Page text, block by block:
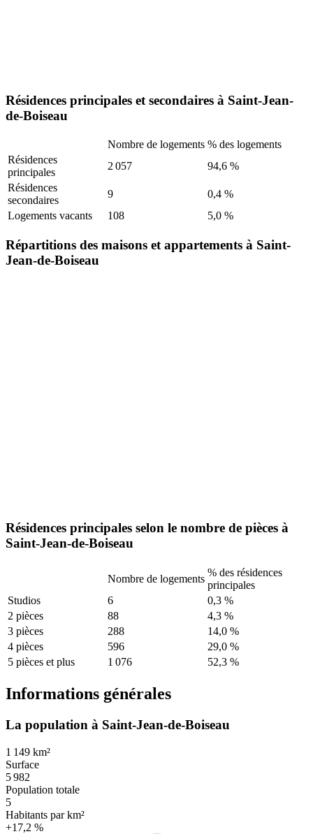
Résidences principales et secondaires à Saint-Jean-
de-Boiseau
Nombre de logements % des logements
Résidences
principales
2 057
94,6 %
Résidences
secondaires
9
0,4 %
Logements vacants
108 5,0 %
Répartitions des maisons et appartements à Saint-
Jean-de-Boiseau
Résidences principales selon le nombre de pièces à
Saint-Jean-de-Boiseau
Nombre de logements
% des résidences
principales
Studios
6
0,3 %
2 pièces
88
4,3 %
3 pièces
288
14,0 %
4 pièces
596
29,0 %
5 pièces et plus
1 076 52,3 %
Informations générales
La population à Saint-Jean-de-Boiseau
1 149 km²
Surface
5 982
Population totale
5
Habitants par km²
+17,2 %